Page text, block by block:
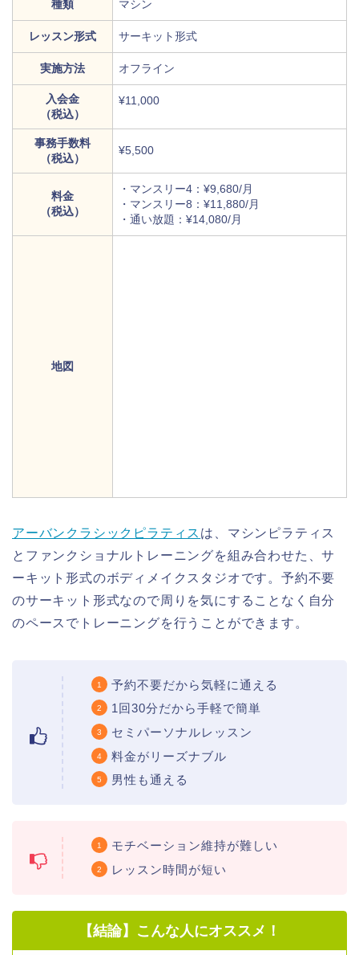
種類 マシン
レッスン形式 サーキット形式
実施方法 オフライン
入会金
（税込）
¥11,000
事務手数料
（税込）
¥5,500
料金
（税込）
・マンスリー4：¥9,680/月
・マンスリー8：¥11,880/月
・通い放題：¥14,080/月
地図
アーバンクラシックピラティス は、マシンピラティス
とファンクショナルトレーニングを組み合わせた、サ
ーキット形式のボディメイクスタジオです。予約不要
のサーキット形式なので周りを気にすることなく自分
のペースでトレーニングを行うことができます。
予約不要だから気軽に通える
1回30分だから手軽で簡単
セミパーソナルレッスン
料金がリーズナブル
男性も通える
モチベーション維持が難しい
レッスン時間が短い
【結論】こんな人にオススメ！